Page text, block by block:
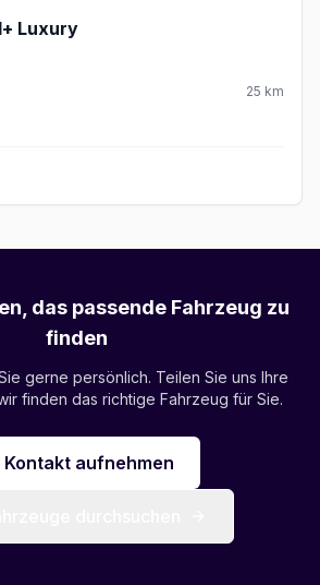
Luxury
25 km
das passende Fahrzeug zu
finden
gerne persönlich. Teilen Sie uns Ihre
finden das richtige Fahrzeug für Sie.
Kontakt aufnehmen